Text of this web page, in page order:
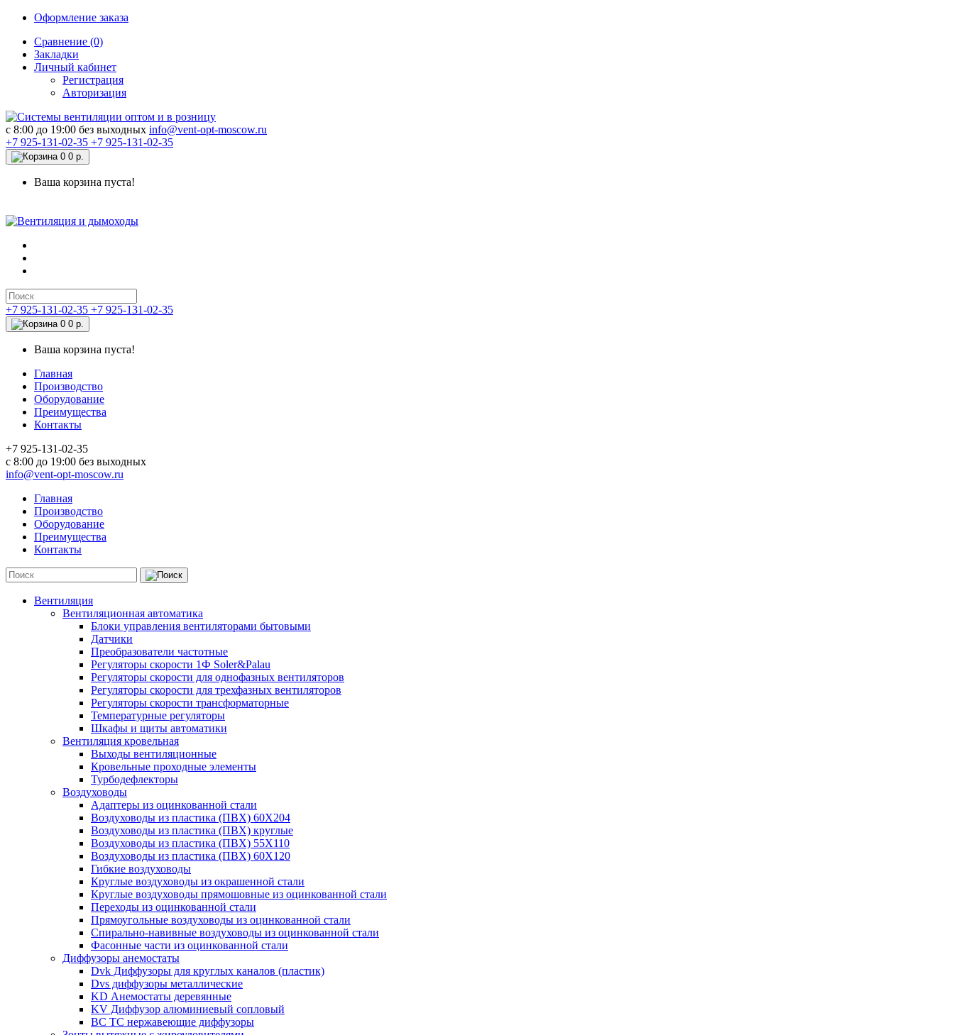
Оформление заказа
Сравнение (0)
Закладки
Личный кабинет
Регистрация
Авторизация
c 8:00 до 19:00 без выходных info@vent-opt-moscow.ru
+7 925-131-02-35 +7 925-131-02-35
0 0 р.
Ваша корзина пуста!
+7 925-131-02-35 +7 925-131-02-35
0 0 р.
Ваша корзина пуста!
Главная
Производство
Оборудование
Преимущества
Контакты
+7 925-131-02-35
c 8:00 до 19:00 без выходных
info@vent-opt-moscow.ru
Главная
Производство
Оборудование
Преимущества
Контакты
Вентиляция
Вентиляционная автоматика
Блоки управления вентиляторами бытовыми
Датчики
Преобразователи частотные
Регуляторы скорости 1Ф Soler&Palau
Регуляторы скорости для однофазных вентиляторов
Регуляторы скорости для трехфазных вентиляторов
Регуляторы скорости трансформаторные
Температурные регуляторы
Шкафы и щиты автоматики
Вентиляция кровельная
Выходы вентиляционные
Кровельные проходные элементы
Турбодефлекторы
Воздуховоды
Адаптеры из оцинкованной стали
Воздуховоды из пластика (ПВХ) 60Х204
Воздуховоды из пластика (ПВХ) круглые
Воздуховоды из пластика (ПВХ) 55Х110
Воздуховоды из пластика (ПВХ) 60Х120
Гибкие воздуховоды
Круглые воздуховоды из окрашенной стали
Круглые воздуховоды прямошовные из оцинкованной стали
Переходы из оцинкованной стали
Прямоугольные воздуховоды из оцинкованной стали
Спирально-навивные воздуховоды из оцинкованной стали
Фасонные части из оцинкованной стали
Диффузоры анемостаты
Dvk Диффузоры для круглых каналов (пластик)
Dvs диффузоры металлические
KD Анемостаты деревянные
KV Диффузор алюминиевый сопловый
ВС ТС нержавеющие диффузоры